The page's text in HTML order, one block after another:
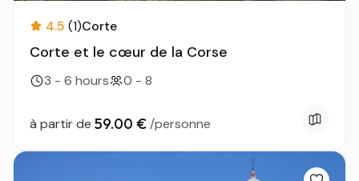
4.5 (1)Corte
Corte et le cœur de la Corse
3 - 6 hours 0 - 8
à partir de 59.00 € /personne